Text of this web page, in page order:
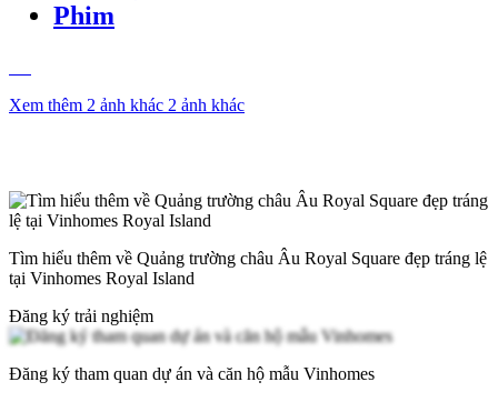
Phim
Xem thêm 2 ảnh khác 2 ảnh khác
Tìm hiểu thêm về Quảng trường châu Âu Royal Square đẹp tráng lệ
tại Vinhomes Royal Island
Đăng ký trải nghiệm
Đăng ký tham quan dự án và căn hộ mẫu Vinhomes